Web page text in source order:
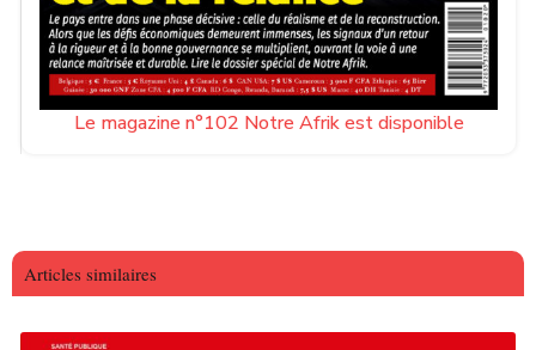
Le magazine n°102 Notre Afrik est disponible
Articles similaires